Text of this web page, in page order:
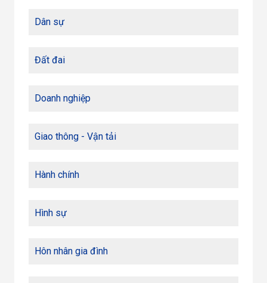
Dân sự
Đất đai
Doanh nghiệp
Giao thông - Vận tải
Hành chính
Hình sự
Hôn nhân gia đình